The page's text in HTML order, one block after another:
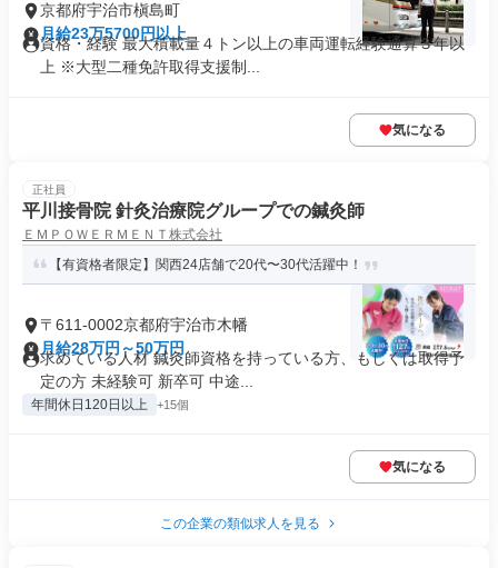
京都府宇治市槇島町
月給23万5700円以上
資格・経験 最大積載量４トン以上の車両運転経験通算３年以
上 ※大型二種免許取得支援制...
気になる
正社員
平川接骨院 針灸治療院グループでの鍼灸師
ＥＭＰＯＷＥＲＭＥＮＴ株式会社
【有資格者限定】関西24店舗で20代〜30代活躍中！
〒611-0002京都府宇治市木幡
月給28万円～50万円
求めている人材 鍼灸師資格を持っている方、もしくは取得予
定の方 未経験可 新卒可 中途...
年間休日120日以上 +15個
気になる
この企業の類似求人を見る